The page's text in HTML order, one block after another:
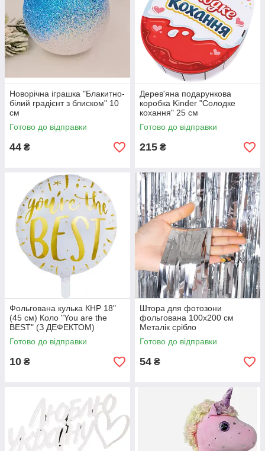
Новорічна іграшка "Блакитно-
білий градієнт з блиском" 10
см
Готово до відправки
44 ₴
Дерев'яна подарункова
коробка Kinder "Солодке
кохання" 25 см
Готово до відправки
215 ₴
Фольгована кулька КНР 18"
(45 см) Коло "You are the
BEST" (З ДЕФЕКТОМ)
Готово до відправки
10 ₴
Штора для фотозони
фольгована 100х200 см
Металік срібло
Готово до відправки
54 ₴